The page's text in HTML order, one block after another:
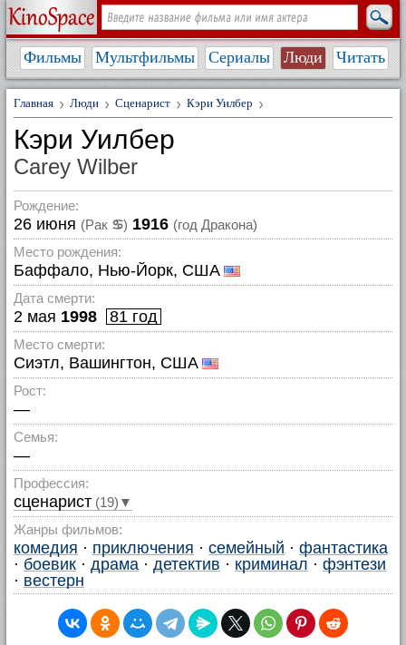
Фильмы Мультфильмы Сериалы Люди Читать
Главная Люди Сценарист Кэри Уилбер
Кэри Уилбер
Carey Wilber
Рождение:
26 июня (Рак ♋) 1916 (год Дракона)
Место рождения:
Баффало, Нью-Йорк, США
Дата смерти:
2 мая 1998 81 год
Место смерти:
Сиэтл, Вашингтон, США
Рост:
—
Семья:
—
Профессия:
сценарист (19)▼
Жанры фильмов:
комедия · приключения · семейный · фантастика
· боевик · драма · детектив · криминал · фэнтези
· вестерн